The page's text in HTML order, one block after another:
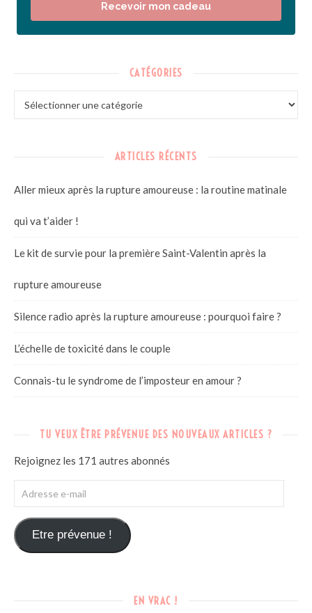
Recevoir mon cadeau
CATÉGORIES
ARTICLES RÉCENTS
Aller mieux après la rupture amoureuse : la routine matinale
qui va t’aider !
Le kit de survie pour la première Saint-Valentin après la
rupture amoureuse
Silence radio après la rupture amoureuse : pourquoi faire ?
L’échelle de toxicité dans le couple
Connais-tu le syndrome de l’imposteur en amour ?
TU VEUX ÊTRE PRÉVENUE DES NOUVEAUX ARTICLES ?
Rejoignez les 171 autres abonnés
Etre prévenue !
EN VRAC !